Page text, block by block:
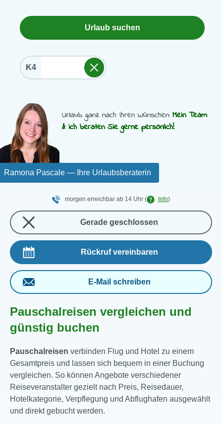
K4
Urlaub suchen
Ramona Pascale — Ihre Urlaubsberaterin
Urlaub ganz nach Ihren Wünschen: Mein Team
& ich beraten Sie gerne persönlich!
morgen erreichbar ab 14 Uhr ( Info)
Gerade geschlossen
Rückruf vereinbaren
E-Mail schreiben
Pauschalreisen vergleichen und
günstig buchen
Pauschalreisen verbinden Flug und Hotel zu einem
Gesamtpreis und lassen sich bequem in einer Buchung
vergleichen. So können Angebote verschiedener
Reiseveranstalter gezielt nach Preis, Reisedauer,
Hotelkategorie, Verpflegung und Abflughafen ausgewählt
und direkt gebucht werden.